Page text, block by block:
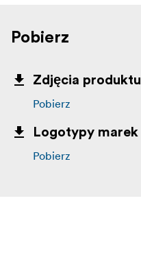
Pobierz
Zdjęcia produktu
Pobierz
Logotypy marek
Pobierz